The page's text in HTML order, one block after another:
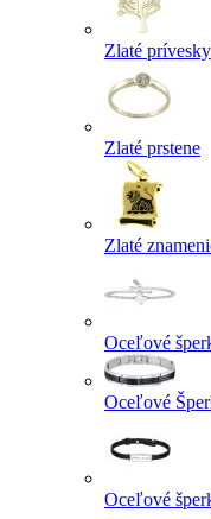
Zlaté prívesky
Zlaté prstene
Zlaté
Oceľové
Oceľové
Oceľové